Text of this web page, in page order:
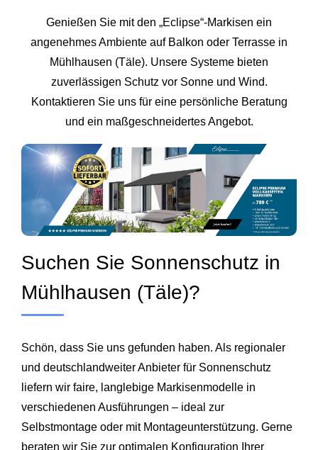
Genießen Sie mit den „Eclipse“-Markisen ein
angenehmes Ambiente auf Balkon oder Terrasse in
Mühlhausen (Täle). Unsere Systeme bieten
zuverlässigen Schutz vor Sonne und Wind.
Kontaktieren Sie uns für eine persönliche Beratung
und ein maßgeschneidertes Angebot.
Suchen Sie Sonnenschutz in
Mühlhausen (Täle)?
Schön, dass Sie uns gefunden haben. Als regionaler
und deutschlandweiter Anbieter für Sonnenschutz
liefern wir faire, langlebige Markisenmodelle in
verschiedenen Ausführungen – ideal zur
Selbstmontage oder mit Montageunterstützung. Gerne
beraten wir Sie zur optimalen Konfiguration Ihrer